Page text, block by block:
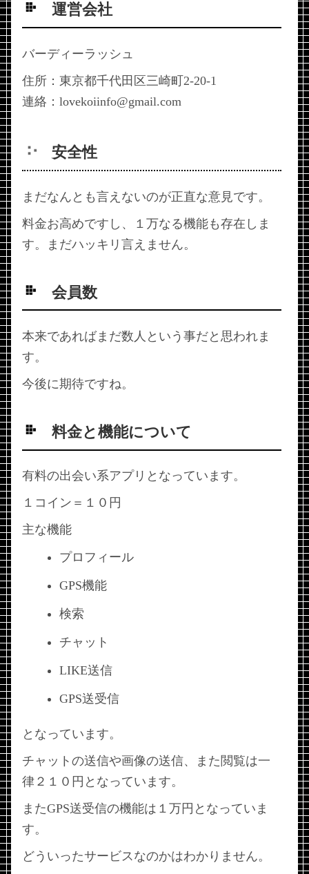
運営会社
バーディーラッシュ
住所：東京都千代田区三崎町2-20-1
連絡：lovekoiinfo@gmail.com
安全性
まだなんとも言えないのが正直な意見です。
料金お高めですし、１万なる機能も存在しま
す。まだハッキリ言えません。
会員数
本来であればまだ数人という事だと思われま
す。
今後に期待ですね。
料金と機能について
有料の出会い系アプリとなっています。
１コイン＝１０円
主な機能
プロフィール
GPS機能
検索
チャット
LIKE送信
GPS送受信
となっています。
チャットの送信や画像の送信、また閲覧は一
律２１０円となっています。
またGPS送受信の機能は１万円となっていま
す。
どういったサービスなのかはわかりません。